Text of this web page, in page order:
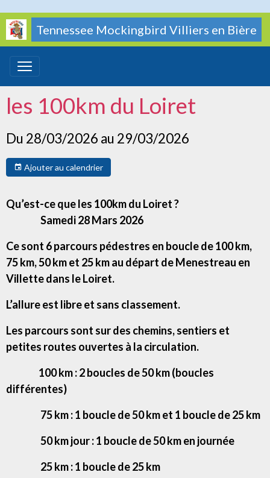
Tennessee Mockingbird Villiers en Bière
les 100km du Loiret
Du 28/03/2026 au 29/03/2026
Ajouter au calendrier
Qu’est-ce que les 100km du Loiret ?
Samedi 28 Mars 2026
Ce sont 6 parcours pédestres en boucle de 100 km,
75 km, 50 km et 25 km au départ de Menestreau en
Villette dans le Loiret.
L’allure est libre et sans classement.
Les parcours sont sur des chemins, sentiers et
petites routes ouvertes à la circulation.
100 km : 2 boucles de 50 km (boucles
différentes)
75 km : 1 boucle de 50 km et 1 boucle de 25 km
50 km jour : 1 boucle de 50 km en journée
25 km : 1 boucle de 25 km